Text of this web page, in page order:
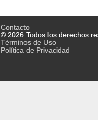
Contacto
© 2026 Todos los derechos
Términos de Uso
Política de Privacidad